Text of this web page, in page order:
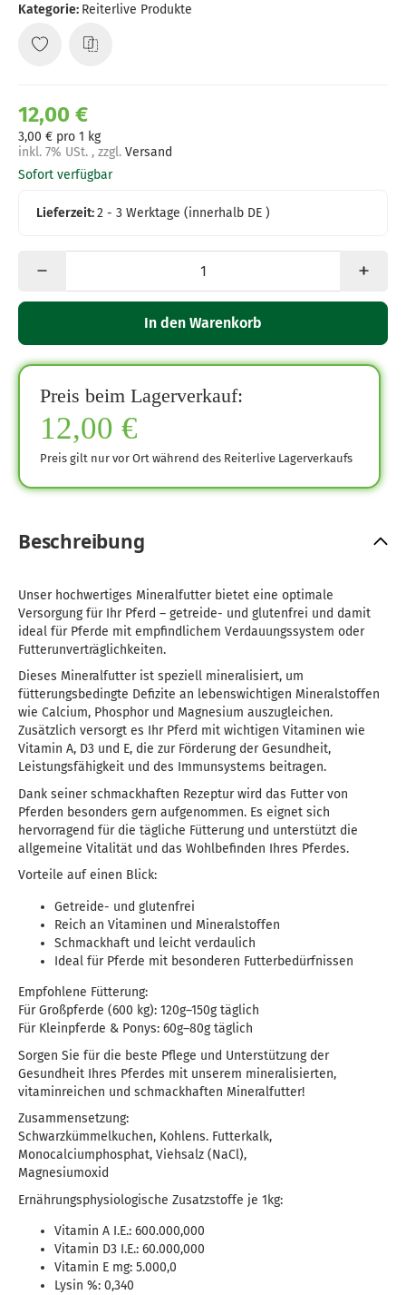
Kategorie: Reiterlive Produkte
12,00 €
3,00 € pro 1 kg
inkl. 7% USt. , zzgl. Versand
Sofort verfügbar
Lieferzeit:2 - 3 Werktage(innerhalb DE )
In den Warenkorb
Preis beim Lagerverkauf:
12,00 €
Preis gilt nur vor Ort während des Reiterlive Lagerverkaufs
Beschreibung
Unser hochwertiges Mineralfutter bietet eine optimale
Versorgung für Ihr Pferd – getreide- und glutenfrei und damit
ideal für Pferde mit empfindlichem Verdauungssystem oder
Futterunverträglichkeiten.
Dieses Mineralfutter ist speziell mineralisiert, um
fütterungsbedingte Defizite an lebenswichtigen Mineralstoffen
wie Calcium, Phosphor und Magnesium auszugleichen.
Zusätzlich versorgt es Ihr Pferd mit wichtigen Vitaminen wie
Vitamin A, D3 und E, die zur Förderung der Gesundheit,
Leistungsfähigkeit und des Immunsystems beitragen.
Dank seiner schmackhaften Rezeptur wird das Futter von
Pferden besonders gern aufgenommen. Es eignet sich
hervorragend für die tägliche Fütterung und unterstützt die
allgemeine Vitalität und das Wohlbefinden Ihres Pferdes.
Vorteile auf einen Blick:
Getreide- und glutenfrei
Reich an Vitaminen und Mineralstoffen
Schmackhaft und leicht verdaulich
Ideal für Pferde mit besonderen Futterbedürfnissen
Empfohlene Fütterung:
Für Großpferde (600 kg): 120g–150g täglich
Für Kleinpferde & Ponys: 60g–80g täglich
Sorgen Sie für die beste Pflege und Unterstützung der
Gesundheit Ihres Pferdes mit unserem mineralisierten,
vitaminreichen und schmackhaften Mineralfutter!
Zusammensetzung:
Schwarzkümmelkuchen, Kohlens. Futterkalk,
Monocalciumphosphat, Viehsalz (NaCl),
Magnesiumoxid
Ernährungsphysiologische Zusatzstoffe je 1kg:
Vitamin A I.E.: 600.000,000
Vitamin D3 I.E.: 60.000,000
Vitamin E mg: 5.000,0
Lysin %: 0,340